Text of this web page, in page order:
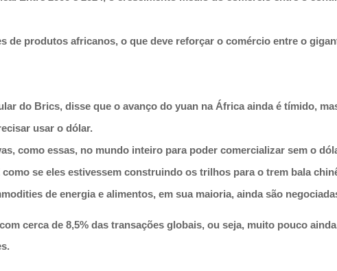
de produtos africanos, o que deve reforçar o comércio entre o
do Brics, disse que o avanço do yuan na África ainda é tímido,
usar o dólar.
como essas, no mundo inteiro para poder comercializar sem o
se eles estivessem construindo os trilhos para o trem bala
de energia e alimentos, em sua maioria, ainda são
cerca de 8,5% das transações globais, ou seja, muito pouco